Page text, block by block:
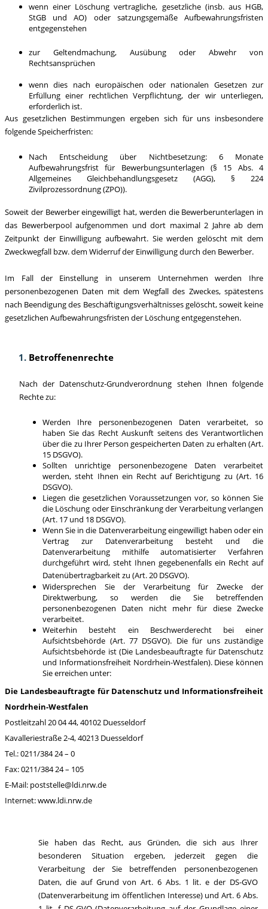
wenn einer Löschung vertragliche, gesetzliche (insb. aus HGB,
StGB und AO) oder satzungsgemäße Aufbewahrungsfristen
entgegenstehen
zur Geltendmachung, Ausübung oder Abwehr von
Rechtsansprüchen
wenn dies nach europäischen oder nationalen Gesetzen zur
Erfüllung einer rechtlichen Verpflichtung, der wir unterliegen,
erforderlich ist.
Aus gesetzlichen Bestimmungen ergeben sich für uns insbesondere
folgende Speicherfristen:
Nach Entscheidung über Nichtbesetzung: 6 Monate
Aufbewahrungsfrist für Bewerbungsunterlagen (§ 15 Abs. 4
Allgemeines Gleichbehandlungsgesetz (AGG), § 224
Zivilprozessordnung (ZPO)).
Soweit der Bewerber eingewilligt hat, werden die Bewerberunterlagen in
das Bewerberpool aufgenommen und dort maximal 2 Jahre ab dem
Zeitpunkt der Einwilligung aufbewahrt. Sie werden gelöscht mit dem
Zweckwegfall bzw. dem Widerruf der Einwilligung durch den Bewerber.
Im Fall der Einstellung in unserem Unternehmen werden Ihre
personenbezogenen Daten mit dem Wegfall des Zweckes, spätestens
nach Beendigung des Beschäftigungsverhältnisses gelöscht, soweit keine
gesetzlichen Aufbewahrungsfristen der Löschung entgegenstehen.
Betroffenenrechte
Nach der Datenschutz-Grundverordnung stehen Ihnen folgende
Rechte zu:
Werden Ihre personenbezogenen Daten verarbeitet, so
haben Sie das Recht Auskunft seitens des Verantwortlichen
über die zu Ihrer Person gespeicherten Daten zu erhalten (Art.
15 DSGVO).
Sollten unrichtige personenbezogene Daten verarbeitet
werden, steht Ihnen ein Recht auf Berichtigung zu (Art. 16
DSGVO).
Liegen die gesetzlichen Voraussetzungen vor, so können Sie
die Löschung oder Einschränkung der Verarbeitung verlangen
(Art. 17 und 18 DSGVO).
Wenn Sie in die Datenverarbeitung eingewilligt haben oder ein
Vertrag zur Datenverarbeitung besteht und die
Datenverarbeitung mithilfe automatisierter Verfahren
durchgeführt wird, steht Ihnen gegebenenfalls ein Recht auf
Datenübertragbarkeit zu (Art. 20 DSGVO).
Widersprechen Sie der Verarbeitung für Zwecke der
Direktwerbung, so werden die Sie betreffenden
personenbezogenen Daten nicht mehr für diese Zwecke
verarbeitet.
Weiterhin besteht ein Beschwerderecht bei einer
Aufsichtsbehörde (Art. 77 DSGVO). Die für uns zuständige
Aufsichtsbehörde ist (Die Landesbeauftragte für Datenschutz
und Informationsfreiheit Nordrhein-Westfalen). Diese können
Sie erreichen unter:
Die Landesbeauftragte für Datenschutz und Informationsfreiheit
Nordrhein-Westfalen
Postleitzahl 20 04 44, 40102 Duesseldorf
Kavalleriestraße 2-4, 40213 Duesseldorf
Tel.: 0211/384 24 – 0
Fax: 0211/384 24 – 105
E-Mail: poststelle@ldi.nrw.de
Internet: www.ldi.nrw.de
Sie haben das Recht, aus Gründen, die sich aus Ihrer
besonderen Situation ergeben, jederzeit gegen die
Verarbeitung der Sie betreffenden personenbezogenen
Daten, die auf Grund von Art. 6 Abs. 1 lit. e der DS-GVO
(Datenverarbeitung im öffentlichen Interesse) und Art. 6 Abs.